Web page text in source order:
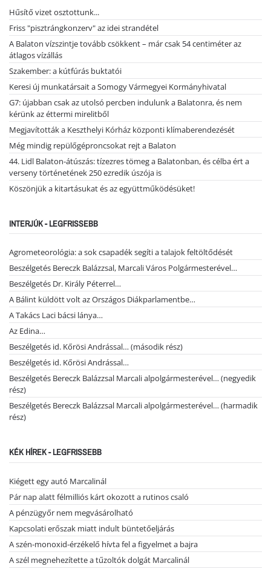
Hűsítő vizet osztottunk...
Friss "pisztrángkonzerv" az idei strandétel
A Balaton vízszintje tovább csökkent – már csak 54 centiméter az
átlagos vízállás
Szakember: a kútfúrás buktatói
Keresi új munkatársait a Somogy Vármegyei Kormányhivatal
G7: újabban csak az utolsó percben indulunk a Balatonra, és nem
kérünk az éttermi mirelitből
Megjavították a Keszthelyi Kórház központi klímaberendezését
Még mindig repülőgéproncsokat rejt a Balaton
44. Lidl Balaton-átúszás: tízezres tömeg a Balatonban, és célba ért a
verseny történetének 250 ezredik úszója is
Köszönjük a kitartásukat és az együttműködésüket!
INTERJÚK - LEGFRISSEBB
Agrometeorológia: a sok csapadék segíti a talajok feltöltődését
Beszélgetés Bereczk Balázzsal, Marcali Város Polgármesterével…
Beszélgetés Dr. Király Péterrel…
A Bálint küldött volt az Országos Diákparlamentbe…
A Takács Laci bácsi lánya…
Az Edina…
Beszélgetés id. Kőrösi Andrással… (második rész)
Beszélgetés id. Kőrösi Andrással…
Beszélgetés Bereczk Balázzsal Marcali alpolgármesterével… (negyedik
rész)
Beszélgetés Bereczk Balázzsal Marcali alpolgármesterével… (harmadik
rész)
KÉK HÍREK - LEGFRISSEBB
Kiégett egy autó Marcalinál
Pár nap alatt félmilliós kárt okozott a rutinos csaló
A pénzügyőr nem megvásárolható
Kapcsolati erőszak miatt indult büntetőeljárás
A szén-monoxid-érzékelő hívta fel a figyelmet a bajra
A szél megnehezítette a tűzoltók dolgát Marcalinál